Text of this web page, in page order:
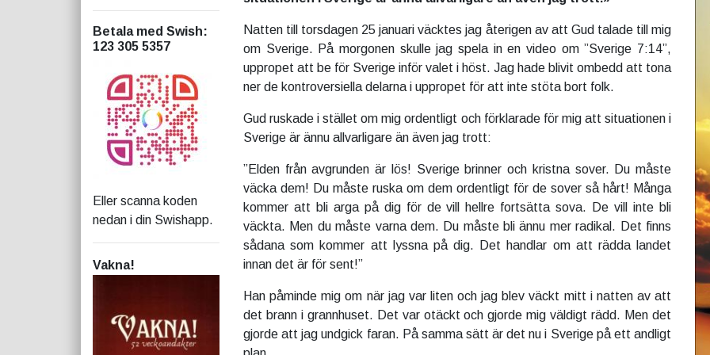
Betala med Swish:
123 305 5357
Eller scanna koden
nedan i din Swishapp.
Vakna!
Natten till torsdagen 25 januari väcktes jag återigen av att Gud talade till mig
om Sverige. På morgonen skulle jag spela in en video om ”Sverige 7:14”,
uppropet att be för Sverige inför valet i höst. Jag hade blivit ombedd att tona
ner de kontroversiella delarna i uppropet för att inte stöta bort folk.
Gud ruskade i stället om mig ordentligt och förklarade för mig att situationen i
Sverige är ännu allvarligare än även jag trott:
”Elden från avgrunden är lös! Sverige brinner och kristna sover. Du måste
väcka dem! Du måste ruska om dem ordentligt för de sover så hårt! Många
kommer att bli arga på dig för de vill hellre fortsätta sova. De vill inte bli
väckta. Men du måste varna dem. Du måste bli ännu mer radikal. Det finns
sådana som kommer att lyssna på dig. Det handlar om att rädda landet
innan det är för sent!”
Han påminde mig om när jag var liten och jag blev väckt mitt i natten av att
det brann i grannhuset. Det var otäckt och gjorde mig väldigt rädd. Men det
gjorde att jag undgick faran. På samma sätt är det nu i Sverige på ett andligt